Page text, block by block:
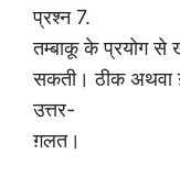
प्रश्न 7.
तम्बाकू के प्रयोग से
सकती। ठीक अथवा
उत्तर-
ग़लत।